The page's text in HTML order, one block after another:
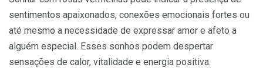
sentimentos apaixonados, conexões emocionais fortes ou
até mesmo a necessidade de expressar amor e afeto a
alguém especial. Esses sonhos podem despertar
sensações de calor, vitalidade e energia positiva.